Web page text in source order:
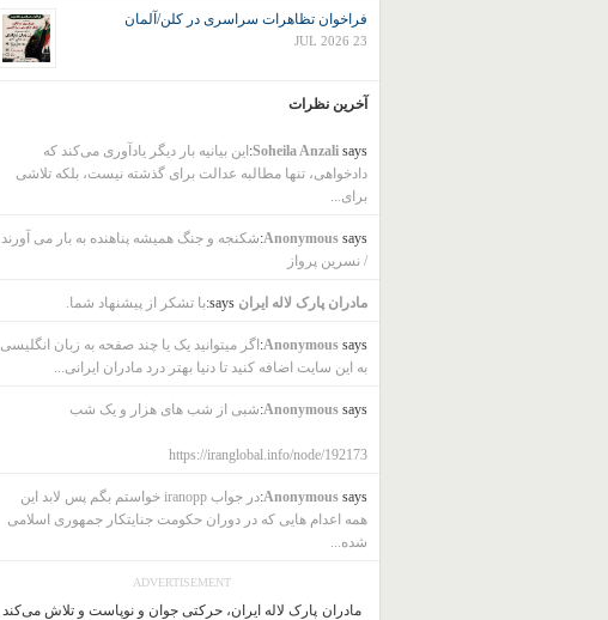
فراخوان تظاهرات سراسری در کلن/آلمان
23 JUL 2026
آخرین نظرات
Soheila Anzalisays:
این بیانیه بار دیگر یادآوری می‌کند که
دادخواهی، تنها مطالبه عدالت برای گذشته نیست، بلکه تلاشی
برای...
Anonymoussays:
شکنجه و جنگ همیشه پناهنده به بار می آورند
/ نسرین پرواز
مادران پارک لاله ایران says: با تشکر از پیشنهاد شما.
Anonymoussays:
اگر میتوانید یک یا چند صفحه به زبان انگلیسی
به این سایت اضافه کنید تا دنیا بهتر درد مادران ایرانی...
Anonymoussays: شبی از شب های هزار و یک شب
https://iranglobal.info/node/192173
Anonymoussays:
در جواب iranopp خواستم بگم پس لابد این
همه اعدام هایی که در دوران حکومت جنایتکار جمهوری اسلامی
شده...
ADVERTISEMENT
مادران پارک لاله ایران، حرکتی جوان و نوپاست و تلاش می‌کند